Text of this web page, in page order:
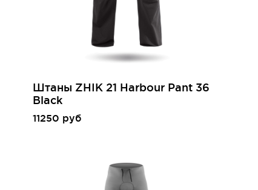
Штаны ZHIK 21 Harbour Pant 36
Black
11250 руб